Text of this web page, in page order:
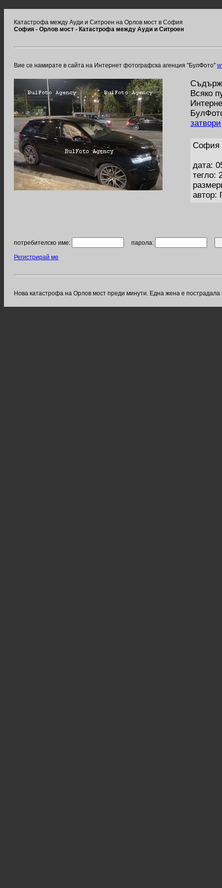
Катастрофа между Ауди и Ситроен на Орлов мост в София
София - Орлов мост - Катастрофа между Ауди и Ситроен
Вие се намирате в сайта на Интернет фотографска агенция "БулФото"
Всяко
затвори
София
дата:
тегло:
автор:
потребителско име: парола:
Регистрирай ме
Нова катастрофа на Орлов мост преди минути. Една жена е